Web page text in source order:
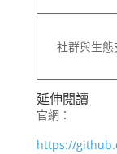
社群與生態
延伸閱讀
官網：
https://